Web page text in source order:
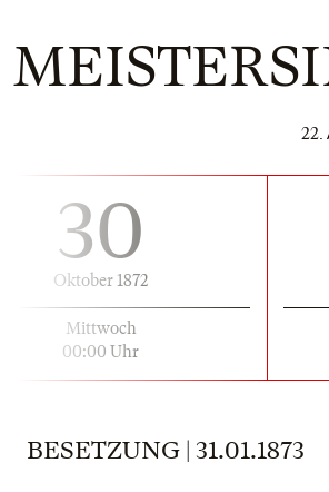
22.
30
Oktober 1872
Mittwoch
00:00 Uhr
BESETZUNG | 31.01.1873